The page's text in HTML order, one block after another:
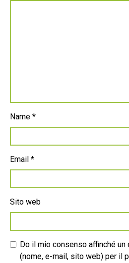
Name *
Email *
Sito web
Do il mio consenso affinché
(nome, e-mail, sito web) per il